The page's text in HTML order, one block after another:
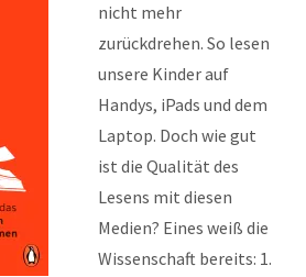
nicht mehr
zurückdrehen. So lesen
unsere Kinder auf
Handys, iPads und dem
Laptop. Doch wie gut
ist die Qualität des
Lesens mit diesen
Medien? Eines weiß die
Wissenschaft bereits: 1.